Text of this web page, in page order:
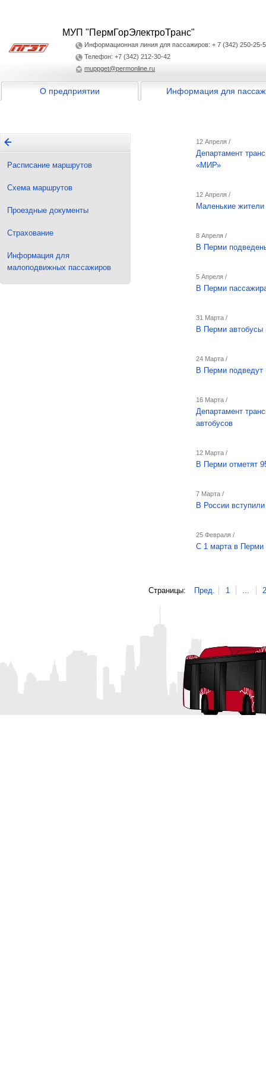
МУП "ПермГорЭлектроТранс"
Информационная линия для пассажиров: + 7 (342) 250-25-
Телефон: +7 (342) 212-30-42
muppget@permonline.ru
О предприятии Информация для
Расписание маршрутов
Схема маршрутов
Проездные документы
Страхование
Информация для
малоподвижных пассажиров
12 Апреля /
Департамент
«МИР»
12 Апреля /
Маленькие
8 Апреля /
В Перми
5 Апреля /
В Перми
31 Марта /
В Перми автобусы
24 Марта /
В Перми подведут
16 Марта /
Департамент
автобусов
12 Марта /
В Перми отметят
7 Марта /
В России
25 Февраля /
С 1 марта в Перми
Страницы: Пред. 1